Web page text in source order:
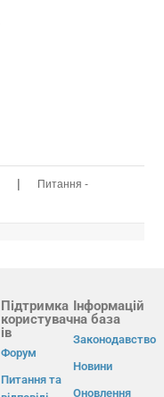
|
Питання -
Підтримка
користувач
ів
Форум
Питання та
Інформацій
на база
Законодавство
Новини
Оновлення